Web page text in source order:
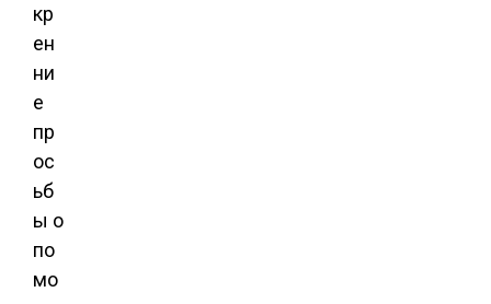
кр
ен
ни
е
пр
ос
ьб
ы о
по
мо